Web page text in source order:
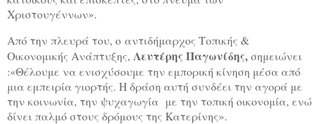
Χριστουγέννων».
Από την πλευρά του, ο αντιδήμαρχος Τοπικής &
Οικονομικής Ανάπτυξης, Λευτέρης Παγωνίδης,σημειώνει
:«Θέλουμε να ενισχύσουμε την εμπορική κίνηση μέσα από
μια εμπειρία γιορτής. Η δράση αυτή συνδέει την αγορά με
την κοινωνία, την ψυχαγωγία με την τοπική οικονομία, ενώ
δίνει παλμό στους δρόμους της Κατερίνης».